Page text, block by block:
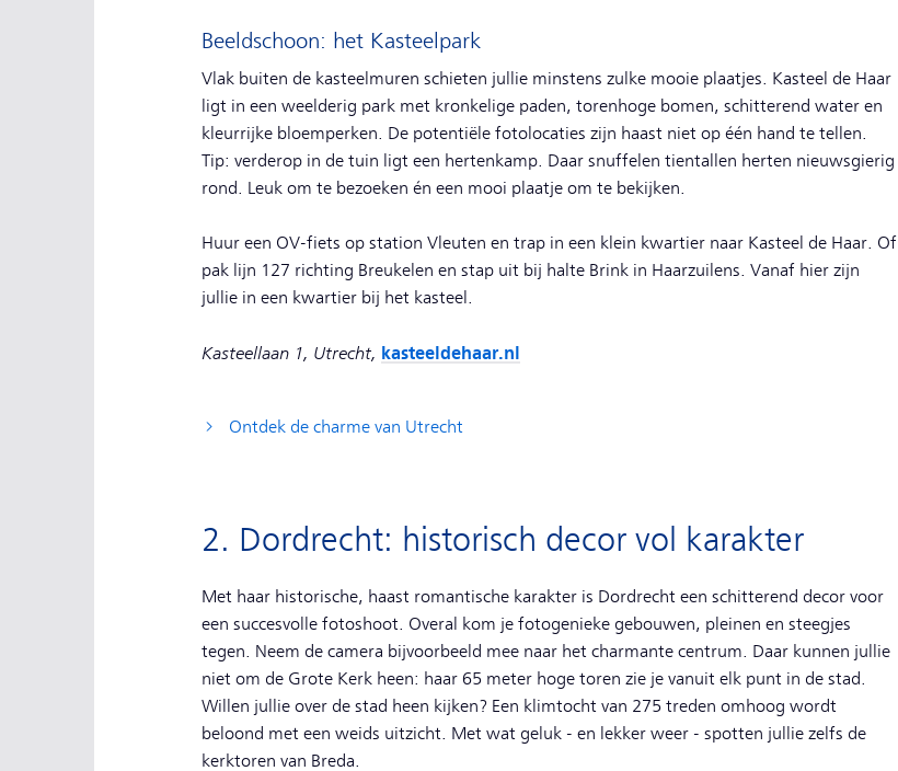
Beeldschoon: het Kasteelpark
Vlak buiten de kasteelmuren schieten jullie minstens zulke mooie plaatjes. Kasteel de Haar
ligt in een weelderig park met kronkelige paden, torenhoge bomen, schitterend water en
kleurrijke bloemperken. De potentiële fotolocaties zijn haast niet op één hand te tellen.
Tip: verderop in de tuin ligt een hertenkamp. Daar snuffelen tientallen herten nieuwsgierig
rond. Leuk om te bezoeken én een mooi plaatje om te bekijken.
Huur een OV-fiets op station Vleuten en trap in een klein kwartier naar Kasteel de Haar. Of
pak lijn 127 richting Breukelen en stap uit bij halte Brink in Haarzuilens. Vanaf hier zijn
jullie in een kwartier bij het kasteel.
Kasteellaan 1, Utrecht, kasteeldehaar.nl
Ontdek de charme van Utrecht
2. Dordrecht: historisch decor vol karakter
Met haar historische, haast romantische karakter is Dordrecht een schitterend decor voor
een succesvolle fotoshoot. Overal kom je fotogenieke gebouwen, pleinen en steegjes
tegen. Neem de camera bijvoorbeeld mee naar het charmante centrum. Daar kunnen jullie
niet om de Grote Kerk heen: haar 65 meter hoge toren zie je vanuit elk punt in de stad.
Willen jullie over de stad heen kijken? Een klimtocht van 275 treden omhoog wordt
beloond met een weids uitzicht. Met wat geluk - en lekker weer - spotten jullie zelfs de
kerktoren van Breda.